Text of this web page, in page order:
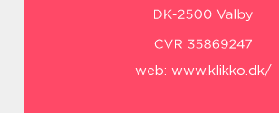
web: www.klikko.dk/